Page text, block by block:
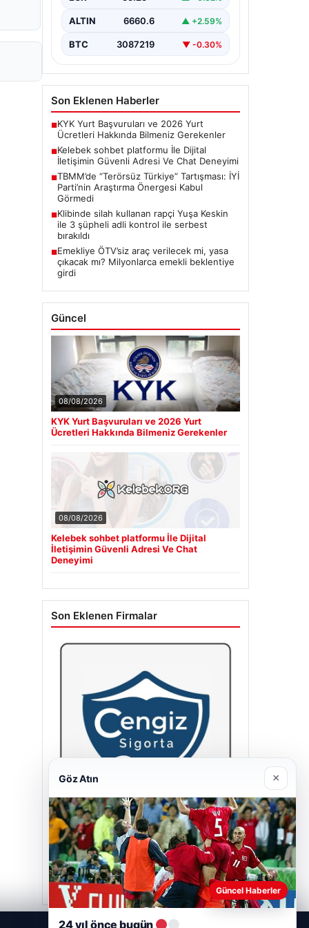
bir biçimde bağlantı kurması ciddi bir
Günümüzde…
ALTIN 6660.6 ▲ +2.59%
BTC 3087219 ▼ -0.30%
Son Eklenen Haberler
■KYK Yurt Başvuruları ve 2026 Yurt
Ücretleri Hakkında Bilmeniz Gerekenler
■Kelebek sohbet platformu İle Dijital
İletişimin Güvenli Adresi Ve Chat Deneyimi
■TBMM’de “Terörsüz Türkiye” Tartışması: İYİ
Parti’nin Araştırma Önergesi Kabul
Görmedi
■Klibinde silah kullanan rapçi Yuşa Keskin
ile 3 şüpheli adli kontrol ile serbest
bırakıldı
■Emekliye ÖTV’siz araç verilecek mi, yasa
çıkacak mı? Milyonlarca emekli beklentiye
girdi
Güncel
08/08/2026
KYK Yurt Başvuruları ve 2026 Yurt
Ücretleri Hakkında Bilmeniz Gerekenler
08/08/2026
Kelebek sohbet platformu İle Dijital
İletişimin Güvenli Adresi Ve Chat
Deneyimi
Son Eklenen Firmalar
Cengiz Sigorta
23/06/2026
Göz Atın ×
Güncel Haberler
24 yıl önce bugün